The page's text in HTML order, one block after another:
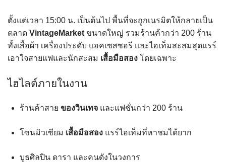
ตั้งแต่เวลา 15:00 น. เป็นต้นไป พื้นที่จะถูกเนรมิตให้กลายเป็น
ตลาด VintageMarket ขนาดใหญ่ รวมร้านค้ากว่า 200 ร้าน
ทั้งเสื้อผ้า เครื่องประดับ แอคเซสซอรี และไอเท็มสะสมสุดแรร์
เอาใจสายแฟและนักสะสม เสื้อมือสอง โดยเฉพาะ
ไฮไลต์ภายในงาน
ร้านค้าสาย ของวินเทจ และแฟชั่นกว่า 200 ร้าน
โซนมิวเซียม เสื้อมือสอง แรร์ไอเท็มที่หาชมได้ยาก
บูธศิลปิน ดารา และคนดังในวงการ